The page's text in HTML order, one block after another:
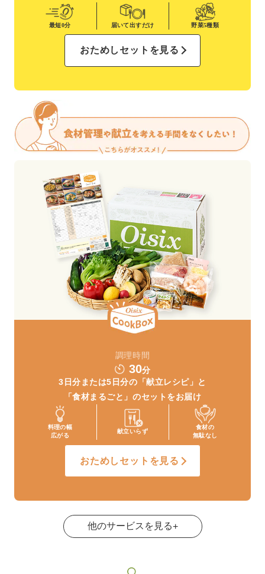
最短0分 届いて出すだけ 野菜5種類
おためしセットを見る
調理時間
30分
3日分または5日分の 「献立レシピ」と
「食材まるごと」 のセットをお届け
料理の幅
広がる
献立いらず
食材の
無駄なし
おためしセットを見る
他のサービスを見る+